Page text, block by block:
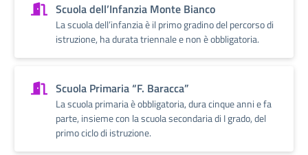
Scuola dell’Infanzia Monte Bianco
La scuola dell’infanzia è il primo gradino del percorso di
istruzione, ha durata triennale e non è obbligatoria.
Scuola Primaria “F. Baracca”
La scuola primaria è obbligatoria, dura cinque anni e fa
parte, insieme con la scuola secondaria di I grado, del
primo ciclo di istruzione.